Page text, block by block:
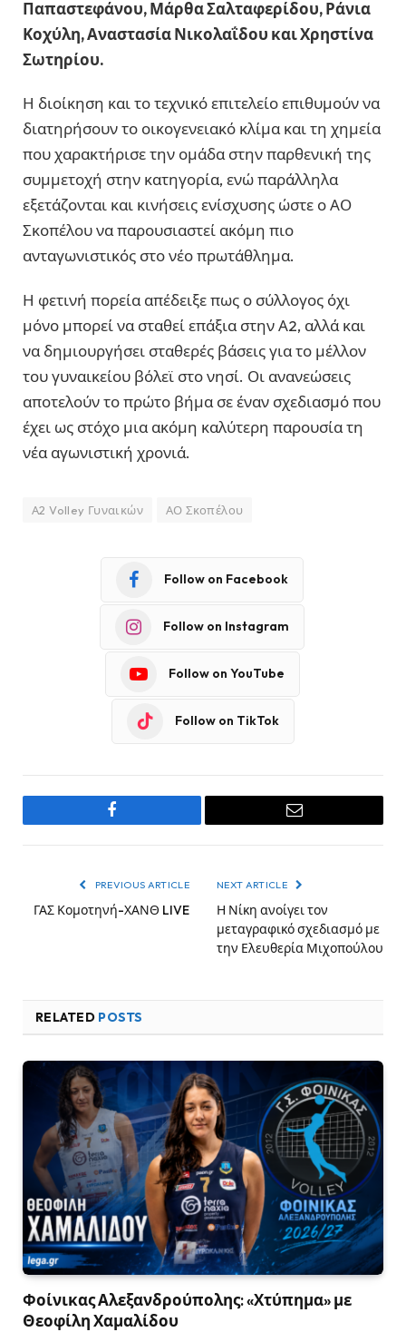
Παπαστεφάνου, Μάρθα Σαλταφερίδου, Ράνια
Κοχύλη, Αναστασία Νικολαΐδου και Χρηστίνα
Σωτηρίου.
Η διοίκηση και το τεχνικό επιτελείο επιθυμούν να
διατηρήσουν το οικογενειακό κλίμα και τη χημεία
που χαρακτήρισε την ομάδα στην παρθενική της
συμμετοχή στην κατηγορία, ενώ παράλληλα
εξετάζονται και κινήσεις ενίσχυσης ώστε ο ΑΟ
Σκοπέλου να παρουσιαστεί ακόμη πιο
ανταγωνιστικός στο νέο πρωτάθλημα.
Η φετινή πορεία απέδειξε πως ο σύλλογος όχι
μόνο μπορεί να σταθεί επάξια στην Α2, αλλά και
να δημιουργήσει σταθερές βάσεις για το μέλλον
του γυναικείου βόλεϊ στο νησί. Οι ανανεώσεις
αποτελούν το πρώτο βήμα σε έναν σχεδιασμό που
έχει ως στόχο μια ακόμη καλύτερη παρουσία τη
νέα αγωνιστική χρονιά.
Α2 Volley Γυναικών ΑΟ Σκοπέλου
Follow on Facebook
Follow on Instagram
Follow on YouTube
Follow on TikTok
Facebook Email
PREVIOUS ARTICLE
ΓΑΣ Κομοτηνή-ΧΑΝΘ LIVE
NEXT ARTICLE
Η Νίκη ανοίγει τον
μεταγραφικό σχεδιασμό με
την Ελευθερία Μιχοπούλου
RELATED POSTS
Φοίνικας Αλεξανδρούπολης: «Χτύπημα» με
Θεοφίλη Χαμαλίδου